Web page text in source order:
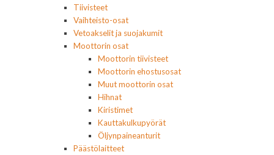
Tiivisteet
Vaihteisto-osat
Vetoakselit ja suojakumit
Moottorin osat
Moottorin tiivisteet
Moottorin ehostusosat
Muut moottorin osat
Hihnat
Kiristimet
Kauttakulkupyörät
Öljynpaineanturit
Päästölaitteet